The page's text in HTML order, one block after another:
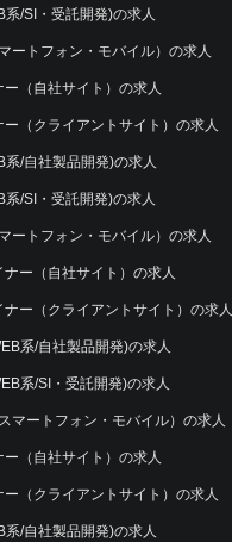
/SI・受託開発)の求人
ートフォン・モバイル）の求人
（自社サイト）の求人
（クライアントサイト）の求人
/自社製品開発)の求人
/SI・受託開発)の求人
ートフォン・モバイル）の求人
ー（自社サイト）の求人
ー（クライアントサイト）の求人
系/自社製品開発)の求人
系/SI・受託開発)の求人
マートフォン・モバイル）の求人
（自社サイト）の求人
（クライアントサイト）の求人
/自社製品開発)の求人